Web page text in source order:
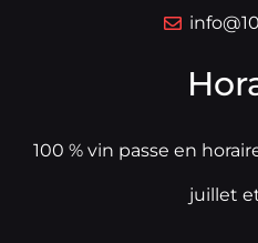
100 % vin passe en
juillet